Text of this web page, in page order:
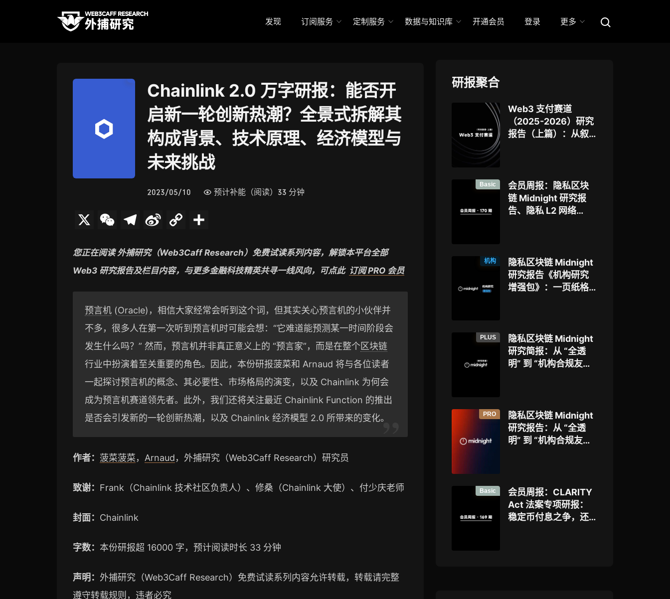
发现 订阅服务 定制服务 数据与知识库 开通会员 登录 更多
Chainlink 2.0 万字研报：能否开
启新一轮创新热潮？全景式拆解其
构成背景、技术原理、经济模型与
未来挑战
2023/05/10 预计补能（阅读）33 分钟
W
C
h
t
l
e
r
a
m
n
a
e
b
o
p
y
i
n
k
您正在阅读 外捕研究（Web3Caff Research）免费试读系列内容，解锁本平台全部
Web3 研究报告及栏目内容，与更多金融科技精英共寻一线风向，可点此 订阅 PRO 会员
预言机 (Oracle)，相信大家经常会听到这个词，但其实关心预言机的小伙伴并
不多，很多人在第一次听到预言机时可能会想：“它难道能预测某一时间阶段会
发生什么吗？” 然而，预言机并非真正意义上的 “预言家”，而是在整个区块链
行业中扮演着至关重要的角色。因此，本份研报菠菜和 Arnaud 将与各位读者
一起探讨预言机的概念、其必要性、市场格局的演变，以及 Chainlink 为何会
成为预言机赛道领先者。此外，我们还将关注最近 Chainlink Function 的推出
是否会引发新的一轮创新热潮，以及 Chainlink 经济模型 2.0 所带来的变化。
作者： 菠菜菠菜， Arnaud，外捕研究（Web3Caff Research）研究员
致谢： Frank（Chainlink 技术社区负责人）、修桑（Chainlink 大使）、付少庆老师
封面： Chainlink
字数： 本份研报超 16000 字，预计阅读时长 33 分钟
声明： 外捕研究（Web3Caff Research）免费试读系列内容允许转载，转载请完整
遵守转载规则 ，违者必究
研报聚合
Web3 支付赛道
（2025-2026）研究
报告（上篇）：从叙
如何重塑下一代支付
体系？全景式拆解行
业背景、协议标准、
Basic
会员周报：隐私区块
链 Midnight 研究报
告、隐私 L2 网络
机构
隐私区块链 Midnight
研究报告《机构研究
增强包》：一页纸格
PLUS
隐私区块链 Midnight
研究简报：从 “全透
明” 到 “机构合规友
PRO
隐私区块链 Midnight
研究报告：从 “全透
明” 到 “机构合规友
解其背景、技术架
构、生态格局与机构
采用挑战
Basic
会员周报：CLARITY
Act 法案专项研报：
稳定币付息之争，还